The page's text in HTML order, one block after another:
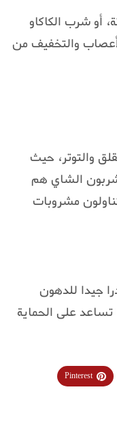
أو شرب الكاكاو
والتخفيف من
والتوتر، حيث
الشاي هم
مشروبات
جيدا للدهون
تساعد على الحماية
Pinterest